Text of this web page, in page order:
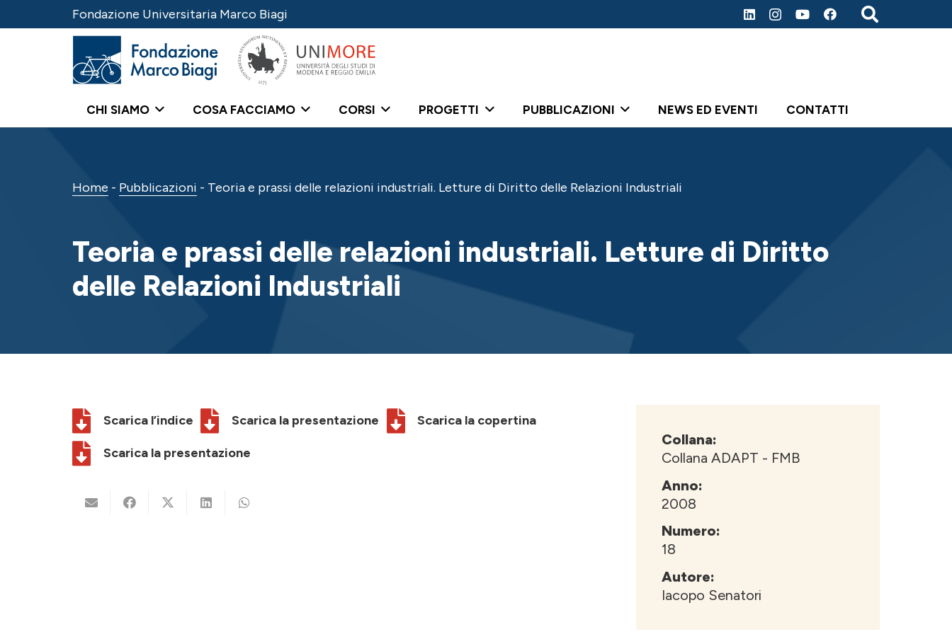
Fondazione Universitaria Marco Biagi
CHI SIAMO COSA FACCIAMO CORSI PROGETTI PUBBLICAZIONI NEWS ED EVENTI CONTATTI
Home - Pubblicazioni - Teoria e prassi delle relazioni industriali. Letture di Diritto delle Relazioni Industriali
Teoria e prassi delle relazioni industriali. Letture di Diritto
delle Relazioni Industriali
Scarica l’indice Scarica la presentazione Scarica la copertina
Scarica la presentazione
Collana:
Collana ADAPT - FMB
Anno:
2008
Numero:
18
Autore:
Iacopo Senatori